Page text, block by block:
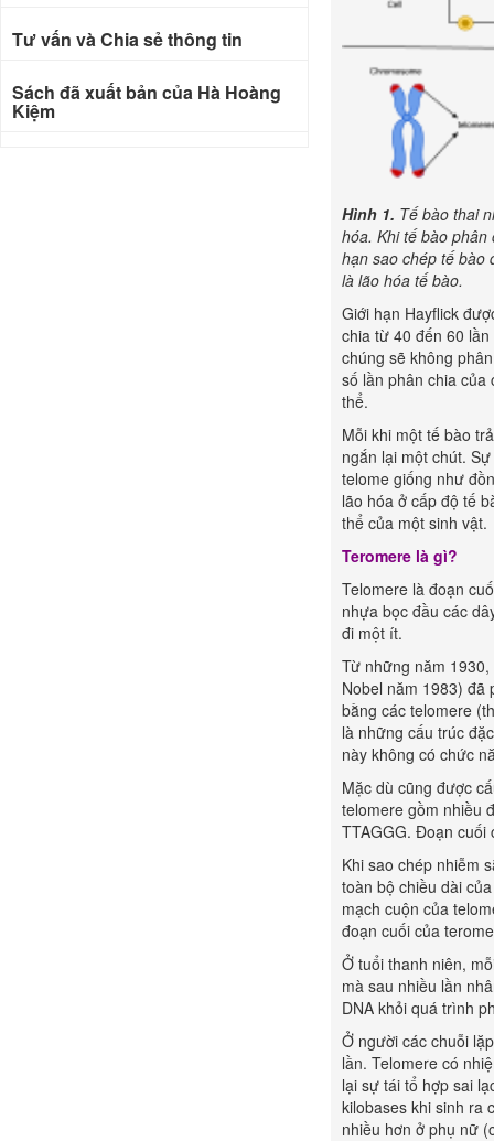
Hình 1. Tế bào thai
hóa. Khi tế bào
hạn sao chép tế bào
là lão hóa tế bào.
Giới hạn Hayflick
chia từ 40 đến 60
chúng sẽ không
số lần phân chia của
thể.
Mỗi khi một tế bào
ngắn lại một chút.
telome giống như
lão hóa ở cấp độ tế
thể của một sinh vật.
Teromere là gì?
Telomere là đoạn
nhựa bọc đầu các
đi một ít.
Từ những năm
Nobel năm 1983) đã
bằng các telomere
là những cấu trúc
này không có chức
Mặc dù cũng được
telomere gồm nhiều
TTAGGG. Đoạn cuối
Khi sao chép nhiễm
toàn bộ chiều dài
mạch cuộn của
đoạn cuối của
Ở tuổi thanh niên,
mà sau nhiều lần
DNA khỏi quá trình
Ở người các chuỗi
lần. Telomere có
lại sự tái tổ hợp sai
kilobases khi sinh ra
nhiều hơn ở phụ nữ
Tư vấn và Chia sẻ thông tin
Sách đã xuất bản của Hà Hoàng
Kiệm